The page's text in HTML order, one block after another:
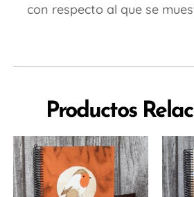
con respecto al que se
Productos